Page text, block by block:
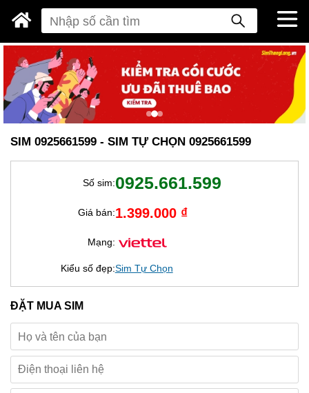
SIM 0925661599 - SIM TỰ CHỌN 0925661599
Số sim:0925.661.599
Giá bán:1.399.000 ₫
Mạng:
Kiểu số đẹp:Sim Tự Chọn
ĐẶT MUA SIM